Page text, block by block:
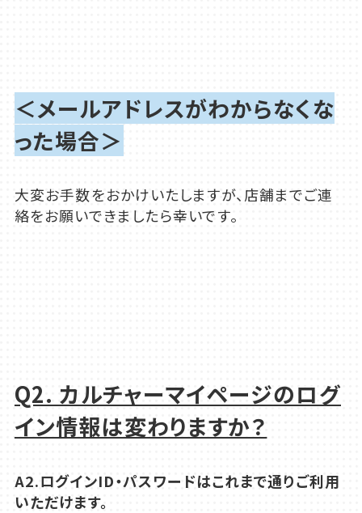
＜メールアドレスがわからなくな
った場合＞
大変お手数をおかけいたしますが、店舗までご連
絡をお願いできましたら幸いです。
Q2. カルチャーマイページのログ
イン情報は変わりますか？
A2.ログインID・パスワードはこれまで通りご利用
いただけます。